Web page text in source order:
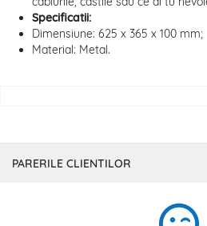
Specificatii:
Dimensiune: 625 x 365 x 100 mm;
Material: Metal.
PARERILE CLIENTILOR